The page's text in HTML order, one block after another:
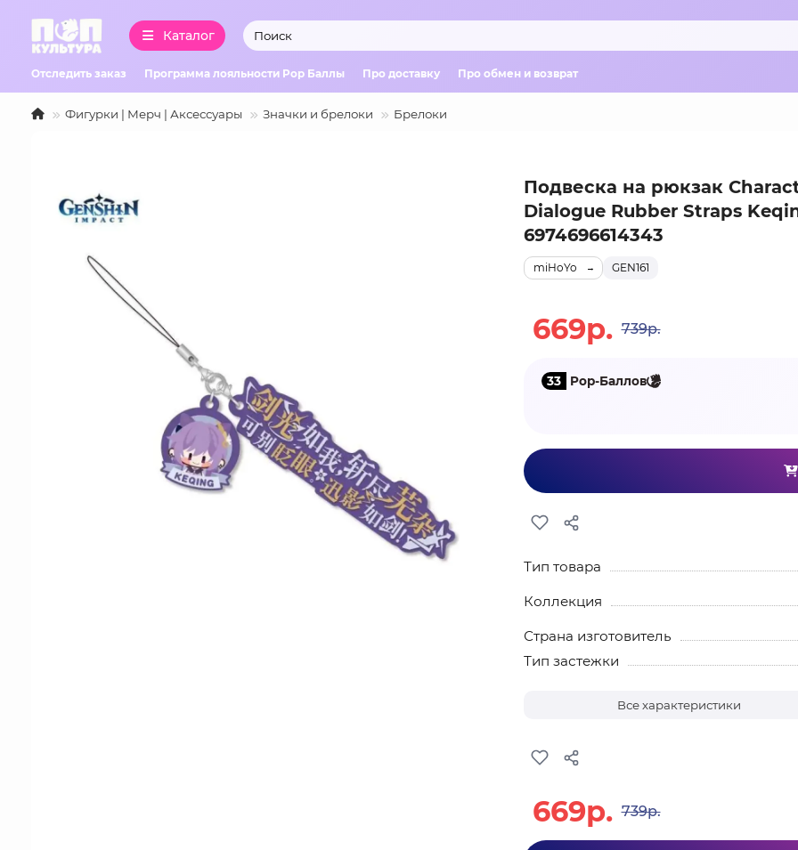
Каталог
Отследить заказ Программа лояльности Pop Баллы Про доставку Про обмен и возврат
Фигурки | Мерч | Аксессуары Значки и брелоки Брелоки
Подвеска на рюкзак
Dialogue Rubber Straps
6974696614343
GEN161
miHoYo
669р. 739р.
33 Pop-Баллов
Тип товара
Коллекция
Страна изготовитель
Тип застежки
Все характеристики
669р. 739р.